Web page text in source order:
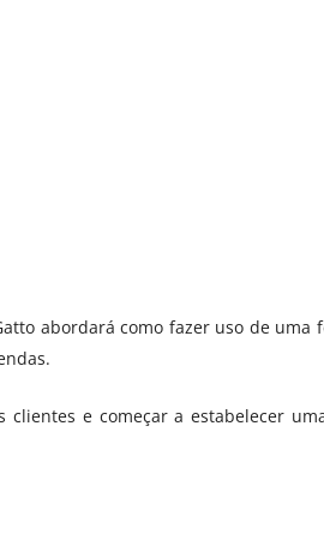
abordará como fazer uso de
e começar a estabelecer